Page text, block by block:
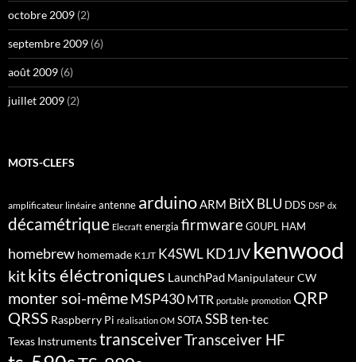
octobre 2009 (2)
septembre 2009 (6)
août 2009 (6)
juillet 2009 (2)
MOTS-CLEFS
amplificateur linéaire antenne arduinoARM BitX BLU DDS DSP dx
décamétrique Elecraft energia firmwareG0UPL HAM
homebrew homemade K1JT K4SWL KD1JV kenwood
kitkits éléctroniques LaunchPad Manipulateur CW
monter soi-mêmeMSP430 MTR portable promotion QRP
QRSS Raspberry Pi réalisation OM SOTASSB ten-tec
Texas InstrumentstransceiverTransceiver HF